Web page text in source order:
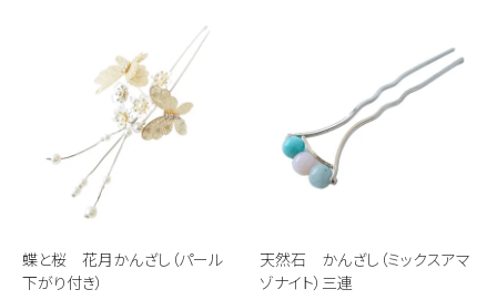
蝶と桜 花月かんざし（パール
下がり付き）
天然石 かんざし（ミックスアマ
ゾナイト）三連